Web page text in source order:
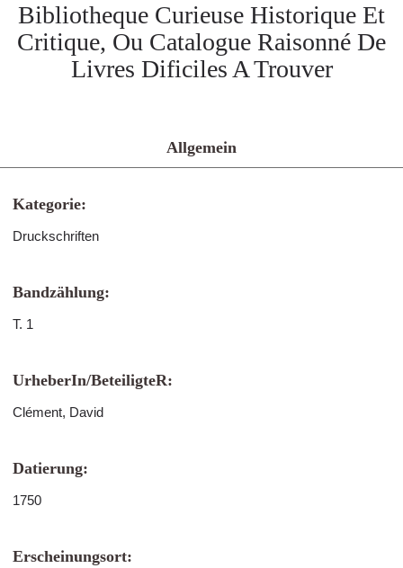
Bibliotheque Curieuse Historique Et
Critique, Ou Catalogue Raisonné De
Livres Dificiles A Trouver
Allgemein
Kategorie:
Druckschriften
Bandzählung:
T. 1
UrheberIn/BeteiligteR:
Clément, David
Datierung:
1750
Erscheinungsort: